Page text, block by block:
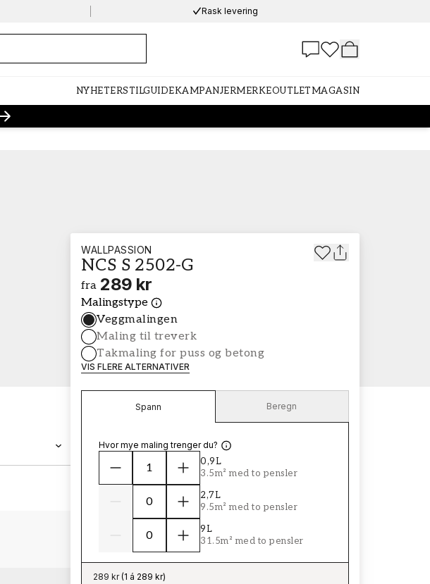
Rask levering
NYHETERSTILGUIDEKAMPANJERMERKEOUTLETMAGASIN
WALLPASSION
NCS S 2502-G
fra 289 kr
Malingstype
Veggmalingen
Maling til treverk
Takmaling for puss og betong
VIS FLERE ALTERNATIVER
Spann Beregn
Hvor mye maling trenger du?
0,9L
3.5m² med to pensler
2,7L
9.5m² med to pensler
9L
31.5m² med to pensler
289 kr(1 á 289 kr)